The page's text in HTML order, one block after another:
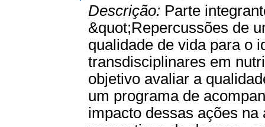
Descrição: Parte
&quot;Repercussões de
qualidade de vida para o
transdisciplinares em
objetivo avaliar a
um programa de
impacto dessas ações